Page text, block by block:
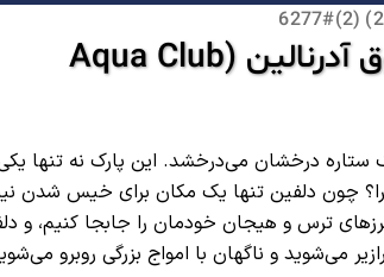
آکوا کلاب دلفین: بهترین پارک آبی استانبول و پاتوق آدرنالین (Aqua Club
ستاره درخشان می‌درخشد. این پارک نه تنها
چرا؟ چون دلفین تنها یک مکان برای خیس شدن
ترس و هیجان خودمان را جابجا کنیم، و
می‌شوید و ناگهان با امواج بزرگی روبرو